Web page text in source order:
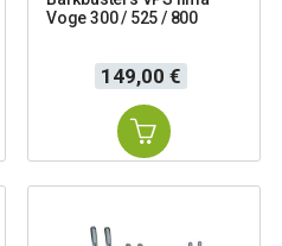
Voge 300 / 525 / 800
Precio
149,00 €